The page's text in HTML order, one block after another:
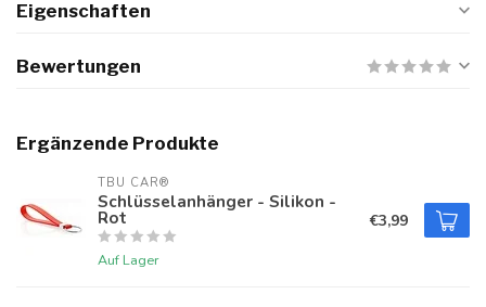
Eigenschaften
Bewertungen
Ergänzende Produkte
TBU CAR®
Schlüsselanhänger - Silikon -
Rot
Auf Lager
€3,99